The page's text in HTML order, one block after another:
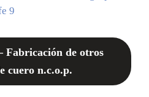
9
Fabricación de otros
cuero n.c.o.p.